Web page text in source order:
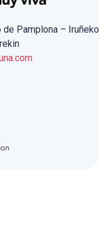
de Pamplona – Iruñeko